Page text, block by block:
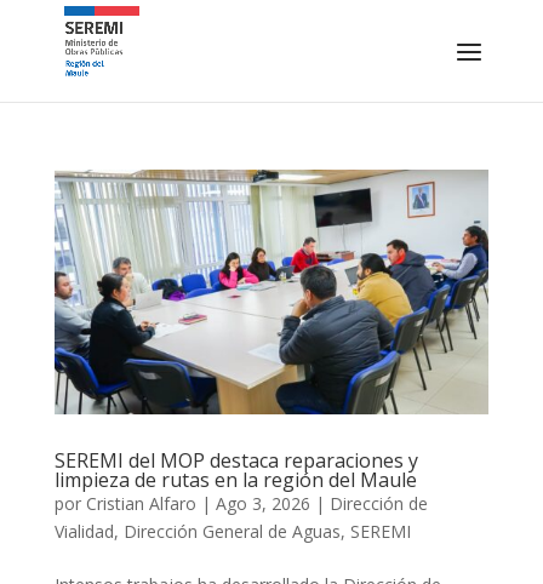
SEREMI del MOP destaca reparaciones y
limpieza de rutas en la región del Maule
por Cristian Alfaro | Ago 3, 2026 | Dirección de
Vialidad, Dirección General de Aguas, SEREMI